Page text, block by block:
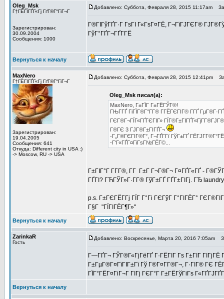
Oleg_Msk
Г†ГЁГІГҐГ«Гј ГґГ®Г°ГіГ¬Г
Зарегистрирован:
30.09.2004
Сообщения: 1000
Добавлено: Суббота, Февраля 28, 2015 11:17am
Г®ГІГўГҐГ·Г ГѕГІ Г«ГѕГ¤ГЁ, Г¬ГїГЈГЄГ®
ГўГ°ГҐГ¬ГҐГ­ГЁ
Вернуться к началу
MaxNero
Г†ГЁГІГҐГ«Гј ГґГ®Г°ГіГ¬Г
Зарегистрирован:
19.04.2005
Сообщения: 641
Откуда: Different city in USA :)
-> Moscow, RU -> USA
Добавлено: Суббота, Февраля 28, 2015 12:41pm
Oleg_Msk писал(а):
MaxNero, Г±ГЇГ Г±ГЁГЎГ®!
ГЊГ­ГҐ ГіГЇГ®Г°Г­Г® Г­ГЁГЄГІГ® Г­ГҐ
ГЄГ®Г¬ГЇГ«ГҐГЄГІГ»
Г®ГЄ 3 ГЈГ®Г±ГІГҐГ¬
-Г„Г®ГЄГІГ®Г°, Г¬ГҐГ­Гї ГўГ±ГҐ
-Г‘Г«ГҐГ¤ГіГѕГ№ГЁГ©...
Г±ГІГ°Г Г­Г­Г®, Г­Г Г±Г Г¬Г®Г¬ Г¤ГҐГ«ГҐ -
ГҐГІ? ГЋГЎГ»Г·Г­Г® ГўГ±ГҐ ГҐГ±ГІГј. ГЂ
p.s. Г±ГЄГЁГ­Гј ГЇГ Г°Гі ГЄГўГ Г°ГІГЁГ°
Г§Г "ГЇГІГЁГ¶Г»"
Вернуться к началу
ZarinkaR
Гость
Добавлено: Воскресенье, Марта 20, 2016 7:05am
Г—ГҐГ¬ ГЎГ®Г«ГјГёГҐ Г·ГЁГІГ Гѕ Г±ГІГ ГІГјГЁ
Г±ГµГ®Г¤ГїГІГ±Гї Гў Г®Г¤Г­Г®Г¬, Г·ГІГ® ГЄ
ГЇГ°ГЁГ¤ГіГ¬Г ГІГј ГЄГ°Г Г±ГЁГўГіГѕ
Вернуться к началу